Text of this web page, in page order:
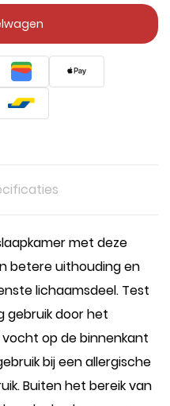
met deze
betere uithouding en
lichaamsdeel. Test
gebruik door het
op de binnenkant
bij een allergische
Buiten het bereik van